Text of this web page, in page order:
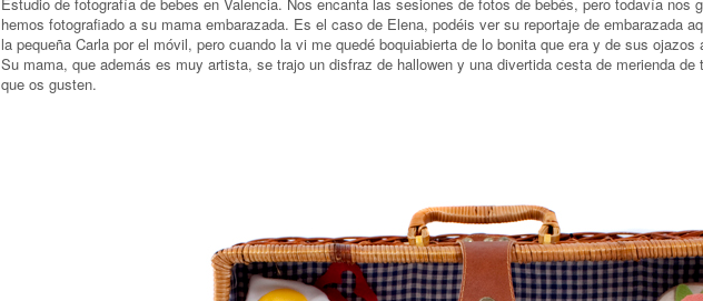
hemos fotografiado a su mama embarazada. Es el caso de Elena, podéis ver su reportaje de embarazada
la pequeña Carla por el móvil, pero cuando la vi me quedé boquiabierta de lo bonita que era y de sus
Su mama, que además es muy artista, se trajo un disfraz de hallowen y una divertida cesta de merienda
que os gusten.